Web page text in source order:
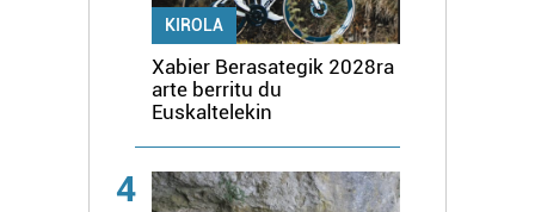
KIROLA
Xabier Berasategik 2028ra
arte berritu du
Euskaltelekin
4